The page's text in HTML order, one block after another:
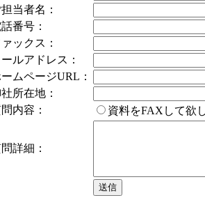
当者名：
番号：
ックス：
ールアドレス：
ムページURL：
所在地：
内容：
資料をFAXして
詳細：